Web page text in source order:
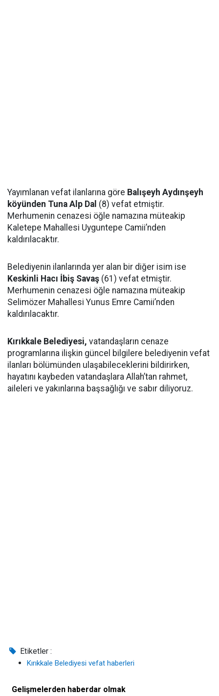
Yayımlanan vefat ilanlarına göre Balışeyh Aydınşeyh
köyünden Tuna Alp Dal (8) vefat etmiştir.
Merhumenin cenazesi öğle namazına müteakip
Kaletepe Mahallesi Uyguntepe Camii’nden
kaldırılacaktır.
Belediyenin ilanlarında yer alan bir diğer isim ise
Keskinli Hacı İbiş Savaş (61) vefat etmiştir.
Merhumenin cenazesi öğle namazına müteakip
Selimözer Mahallesi Yunus Emre Camii’nden
kaldırılacaktır.
Kırıkkale Belediyesi, vatandaşların cenaze
programlarına ilişkin güncel bilgilere belediyenin vefat
ilanları bölümünden ulaşabileceklerini bildirirken,
hayatını kaybeden vatandaşlara Allah’tan rahmet,
aileleri ve yakınlarına başsağlığı ve sabır diliyoruz.
Etiketler :
Kırıkkale Belediyesi vefat haberleri
Gelişmelerden haberdar olmak